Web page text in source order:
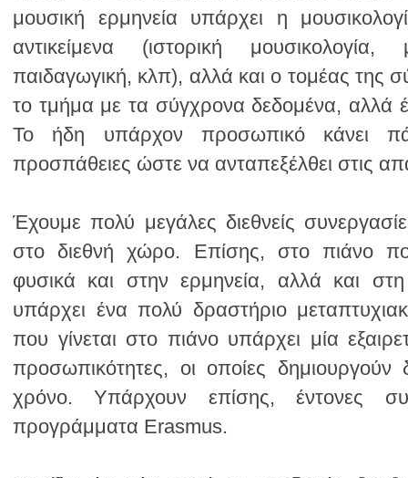
προσπάθειες ώστε να ανταπεξέλθει στις
προγράμματα Erasmus.